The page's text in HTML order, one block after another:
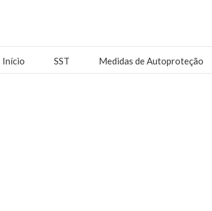
Início SST Medidas de Autoproteção